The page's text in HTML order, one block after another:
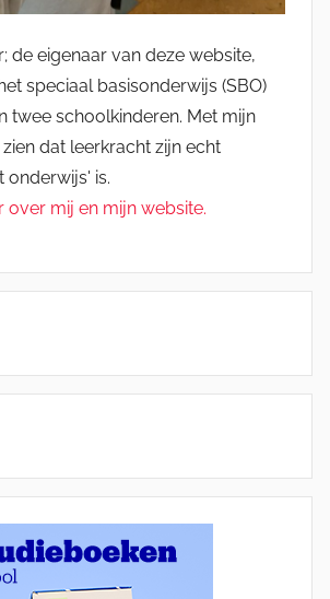
de eigenaar van deze website,
speciaal basisonderwijs (SBO)
twee schoolkinderen. Met mijn
dat leerkracht zijn echt
onderwijs' is.
over mij en mijn website.